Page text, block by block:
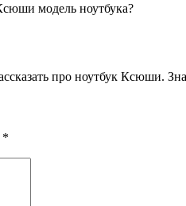
модель ноутбука?
про ноутбук Ксюши.
*